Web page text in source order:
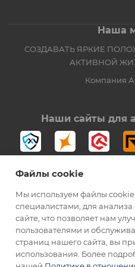
Наша
СОЗДАВАТЬ ЯРКИЕ
АКТИВНОЙ
Компания
Наши сайты для
2012-2026 © Официальный
Файлы cookie
Мы используем файлы
специалистами, для
сайте, что позволяет нам
пользователями и
страниц нашего сайта, вы
использования. Более